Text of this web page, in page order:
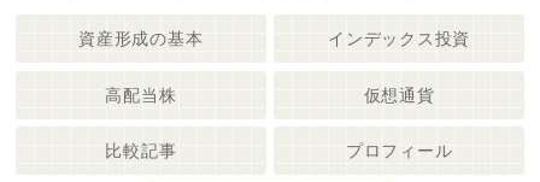
資産形成の基本 インデックス投資
高配当株 仮想通貨
比較記事 プロフィール